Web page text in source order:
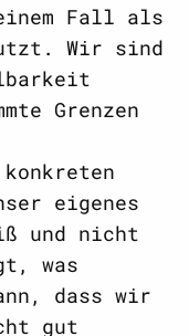
Fall als
Wir sind
Grenzen
eigenes
und nicht
was
dass wir
gut